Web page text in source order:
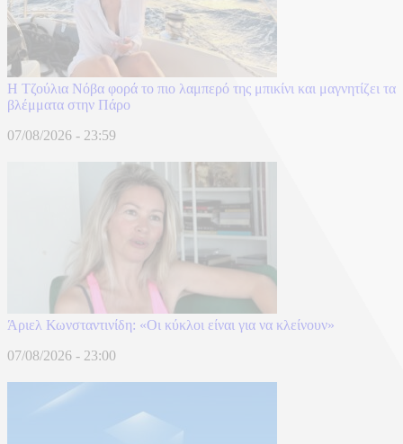
Η Τζούλια Νόβα φορά το πιο λαμπερό της μπικίνι και μαγνητίζει τα
βλέμματα στην Πάρο
07/08/2026 - 23:59
Άριελ Κωνσταντινίδη: «Oι κύκλοι είναι για να κλείνουν»
07/08/2026 - 23:00